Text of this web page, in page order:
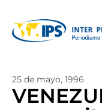
25 de mayo, 1996